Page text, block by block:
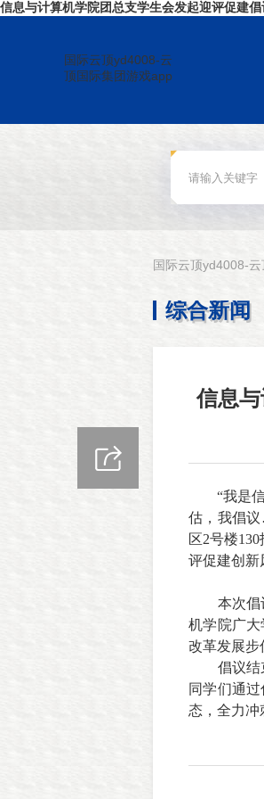
信息与计算机学院团总支学生会发起迎评促建
国际云顶yd4008-云
顶国际集团游戏app
国际云顶yd4008-
综合新闻
信息
“我是
估，我倡
区2号楼130
评促建创新
本次
机学院广大
改革发展步
倡议
同学们通
态，全力冲